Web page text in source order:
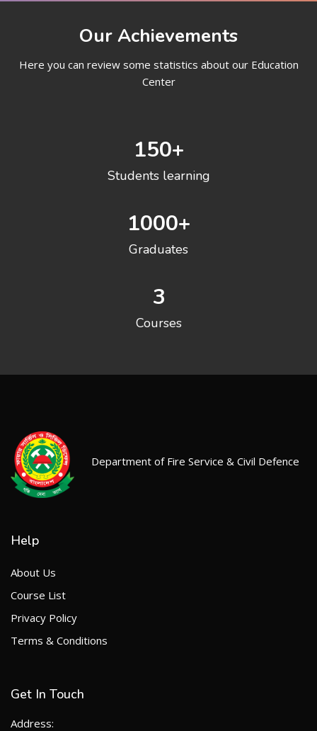
Our Achievements
Here you can review some statistics about our Education
Center
150+
Students learning
1000+
Graduates
3
Courses
Department of Fire Service & Civil Defence
Help
About Us
Course List
Privacy Policy
Terms & Conditions
Get In Touch
Address: